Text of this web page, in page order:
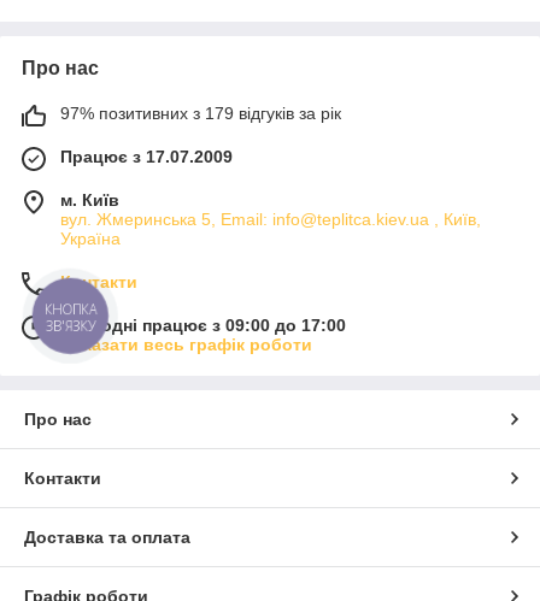
Про нас
97% позитивних з 179 відгуків за рік
Працює з 17.07.2009
м. Київ
вул. Жмеринська 5, Email: info@teplitca.kiev.ua , Київ,
Україна
Контакти
Сьогодні працює з 09:00 до 17:00
Показати весь графік роботи
Про нас
Контакти
Доставка та оплата
Графік роботи
КНОПКА
ЗВ'ЯЗКУ